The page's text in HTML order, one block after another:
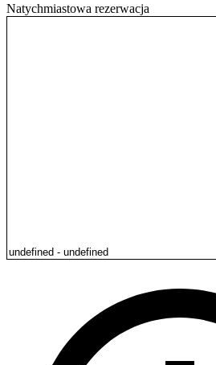
Natychmiastowa rezerwacja